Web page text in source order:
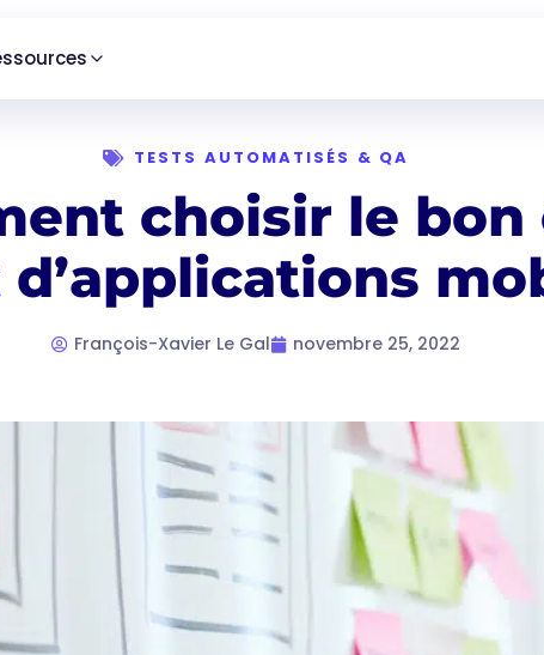
TESTS AUTOMATISÉS & QA
choisir le
François-Xavier Le Gal novembre 25, 2022